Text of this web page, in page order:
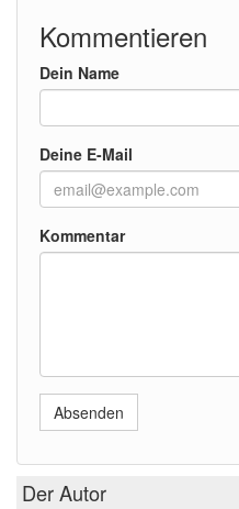
Kommentieren
Dein Name
Deine E-Mail
Kommentar
Absenden
Der Autor